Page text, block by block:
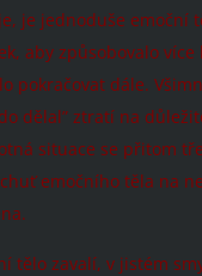
je jednoduše emoční
aby způsobovalo
pokračovat dále.
dělal” ztratí na
situace se přitom
emočního těla na
tělo zavalí, v jistém